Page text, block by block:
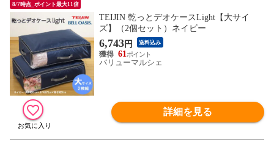
8/7時点_ポイント最大11倍
TEIJIN 乾っとデオケースLight【大サイ
ズ】（2個セット）ネイビー
6,743円 送料込み
61
バリューマルシェ
詳細を見る